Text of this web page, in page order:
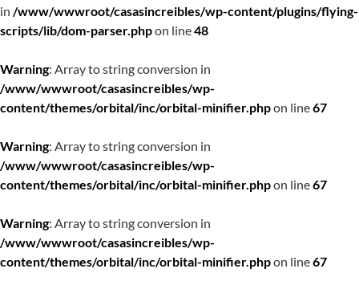
in /www/wwwroot/casasincreibles/wp-content/plugins/flying-
scripts/lib/dom-parser.phpon line48
Warning: Array to string conversion in
/www/wwwroot/casasincreibles/wp-
content/themes/orbital/inc/orbital-minifier.phpon line67
Warning: Array to string conversion in
/www/wwwroot/casasincreibles/wp-
content/themes/orbital/inc/orbital-minifier.phpon line67
Warning: Array to string conversion in
/www/wwwroot/casasincreibles/wp-
content/themes/orbital/inc/orbital-minifier.phpon line67